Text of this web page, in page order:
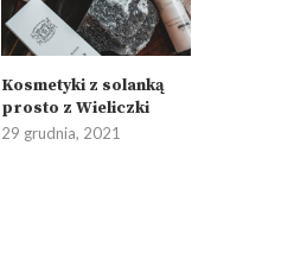
Kosmetyki z solanką
prosto z Wieliczki
29 grudnia, 2021